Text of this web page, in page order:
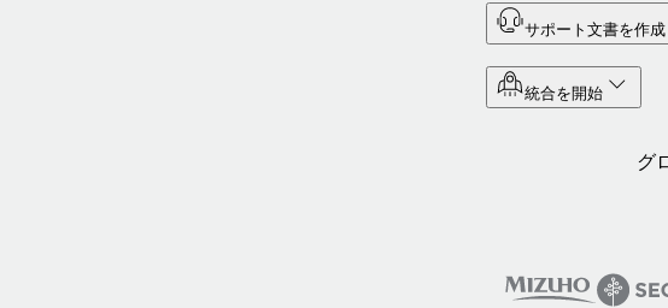
サポート文書を作成
統合を開始
グ